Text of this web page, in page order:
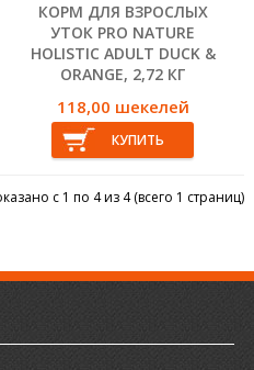
КОРМ ДЛЯ ВЗРОСЛЫХ
УТОК PRO NATURE
HOLISTIC ADULT DUCK &
ORANGE, 2,72 КГ
118,00 шекелей
с 1 по 4 из 4 (всего 1 страниц)